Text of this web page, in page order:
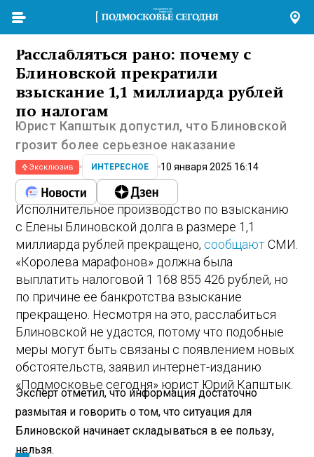
Расслабляться рано: почему с
Блиновской прекратили
взыскание 1,1 миллиарда рублей
по налогам
Юрист Капштык допустил, что Блиновской
грозит более серьезное наказание
Эксклюзив ИНТЕРЕСНОЕ 10 января 2025 16:14
Исполнительное производство по взысканию
с Елены Блиновской долга в размере 1,1
миллиарда рублей прекращено, сообщаютСМИ.
«Королева марафонов» должна была
выплатить налоговой 1 168 855 426 рублей, но
по причине ее банкротства взыскание
прекращено. Несмотря на это, расслабиться
Блиновской не удастся, потому что подобные
меры могут быть связаны с появлением новых
обстоятельств, заявил интернет-изданию
«Подмосковье сегодня» юрист Юрий Капштык.
Эксперт отметил, что информация достаточно
размытая и говорить о том, что ситуация для
Блиновской начинает складываться в ее пользу,
нельзя.